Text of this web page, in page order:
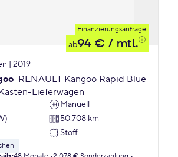
Finanzierungsanfrage
ab94 € / mtl.
| 2019
RENAULT Kangoo Rapid Blue
Lieferwagen
Manuell
50.708 km
Stoff